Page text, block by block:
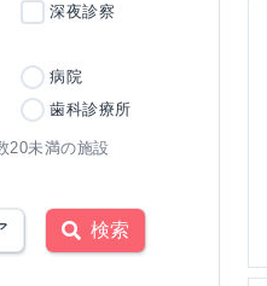
深夜診察
病院
歯科診療所
20未満の施設
検索